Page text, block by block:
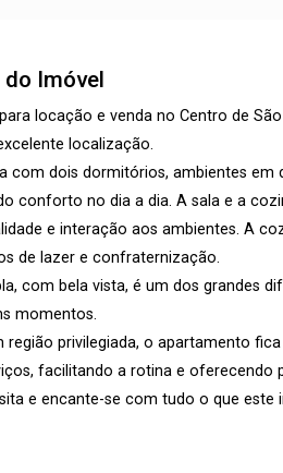
Imóvel
locação e venda no Centro de
localização.
com dois dormitórios, ambientes em
conforto no dia a dia. A sala e a
e interação aos ambientes. A
de lazer e confraternização.
com bela vista, é um dos grandes
momentos.
região privilegiada, o apartamento
facilitando a rotina e oferecendo
e encante-se com tudo o que este